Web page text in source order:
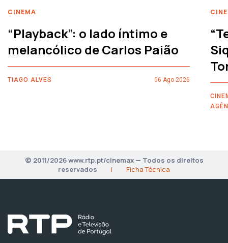
CINEMA
“Playback”: o lado íntimo e
melancólico de Carlos Paião
TIAGO ALVES 06 Ago 2026
© 2011/2026 www.rtp.pt/cinemax — Todos os direitos
reservados
| Ficha Técnica